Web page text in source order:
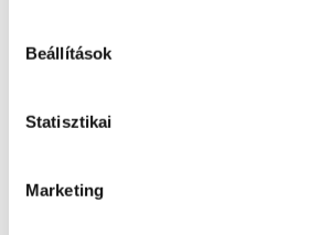
Beállítások
Statisztikai
Marketing
Housekeeping